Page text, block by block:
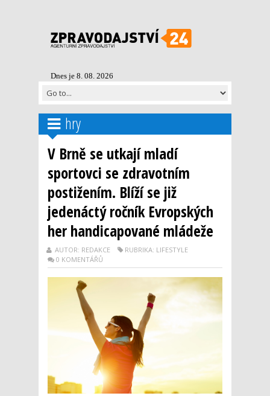
Dnes je 8. 08. 2026
hry
V Brně se utkají mladí
sportovci se zdravotním
postižením. Blíží se již
jedenáctý ročník Evropských
her handicapované mládeže
AUTOR: REDAKCE
RUBRIKA: LIFESTYLE
0 KOMENTÁŘŮ